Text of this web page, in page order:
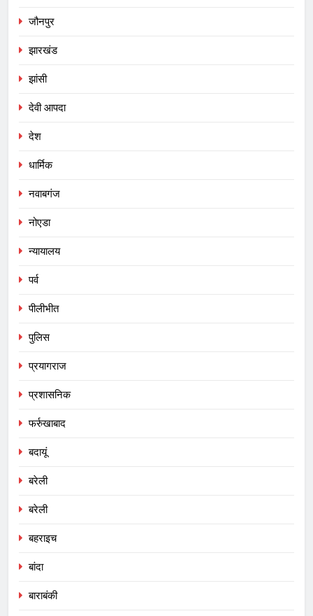
जौनपुर
झारखंड
झांसी
देवी आपदा
देश
धार्मिक
नवाबगंज
नोएडा
न्यायालय
पर्व
पीलीभीत
पुलिस
प्रयागराज
प्रशासनिक
फर्रुखाबाद
बदायूं
बरेली
बरेली
बहराइच
बांदा
बाराबंकी